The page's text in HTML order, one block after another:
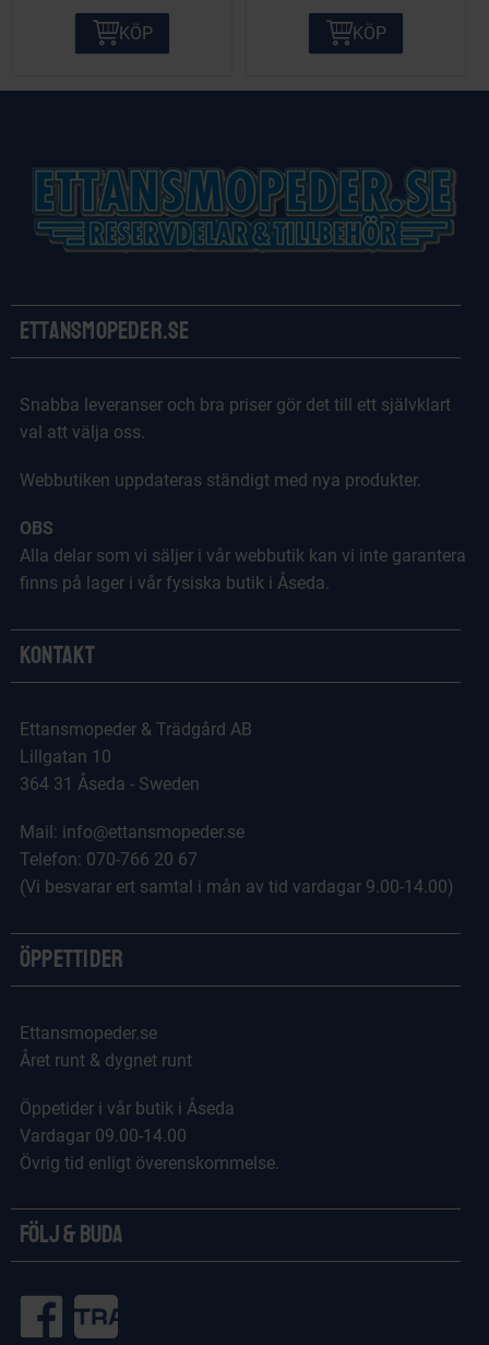
KÖP KÖP
Ettansmopeder.se
Snabba leveranser och bra priser gör det till ett självklart
val att välja oss.
Webbutiken uppdateras ständigt med nya produkter.
OBS
Alla delar som vi säljer i vår webbutik kan vi inte garantera
finns på lager i vår fysiska butik i Åseda.
Kontakt
Ettansmopeder & Trädgård AB
Lillgatan 10
364 31 Åseda - Sweden
Mail: info@ettansmopeder.se
Telefon: 070-766 20 67
(Vi besvarar ert samtal i mån av tid vardagar 9.00-14.00)
Öppettider
Ettansmopeder.se
Året runt & dygnet runt
Öppetider i vår butik i Åseda
Vardagar 09.00-14.00
Övrig tid enligt överenskommelse.
Följ & Buda